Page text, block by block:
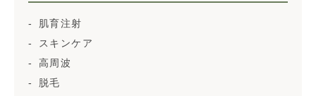
肌育注射
スキンケア
高周波
脱毛